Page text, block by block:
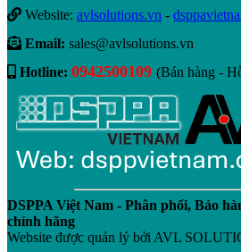
Website: avlsolutions.vn -
Email: sales@avlsolutions.vn
Hotline: 0942500109 (Bán hàng -
DSPPA Việt Nam - Phân phối, Bảo
chính hãng
Website được quản lý bởi AVL